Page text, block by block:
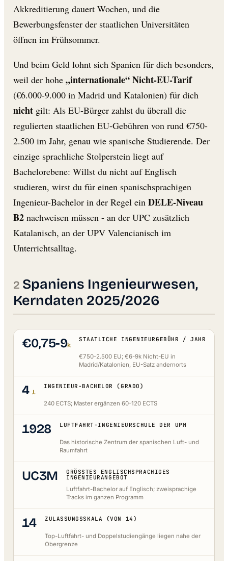
Akkreditierung dauert Wochen, und die
Bewerbungsfenster der staatlichen Universitäten
öffnen im Frühsommer.
Und beim Geld lohnt sich Spanien für dich besonders,
weil der hohe „internationale“ Nicht-EU-Tarif
(€6.000-9.000 in Madrid und Katalonien) für dich
nicht gilt: Als EU-Bürger zahlst du überall die
regulierten staatlichen EU-Gebühren von rund €750-
2.500 im Jahr, genau wie spanische Studierende. Der
einzige sprachliche Stolperstein liegt auf
Bachelorebene: Willst du nicht auf Englisch
studieren, wirst du für einen spanischsprachigen
Ingenieur-Bachelor in der Regel ein DELE-Niveau
B2 nachweisen müssen - an der UPC zusätzlich
Katalanisch, an der UPV Valencianisch im
Unterrichtsalltag.
Spaniens Ingenieurwesen,
Kerndaten 2025/2026
€0,75-9k
STAATLICHE INGENIEURGEBÜHR / JAHR
€750-2.500 EU; €6-9k Nicht-EU in
Madrid/Katalonien, EU-Satz andernorts
4 J.
INGENIEUR-BACHELOR (GRADO)
240 ECTS; Master ergänzen 60-120 ECTS
1928 LUFTFAHRT-INGENIEURSCHULE DER UPM
Das historische Zentrum der spanischen Luft- und
Raumfahrt
UC3M GRÖSSTES ENGLISCHSPRACHIGES I
NGENIEURANGEBOT
Luftfahrt-Bachelor auf Englisch; zweisprachige
Tracks im ganzen Programm
14 ZULASSUNGSSKALA (VON 14)
Top-Luftfahrt- und Doppelstudiengänge liegen nahe der
Obergrenze